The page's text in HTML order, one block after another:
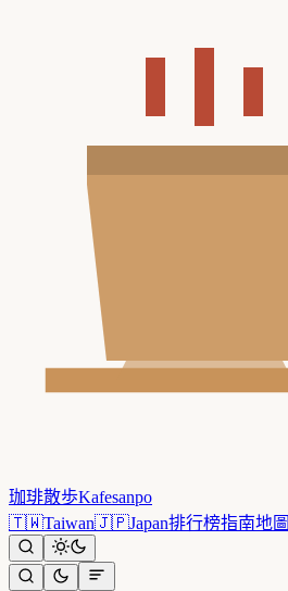
珈琲散歩Kafesanpo
🇹🇼Taiwan🇯🇵Japan排行榜指南地圖